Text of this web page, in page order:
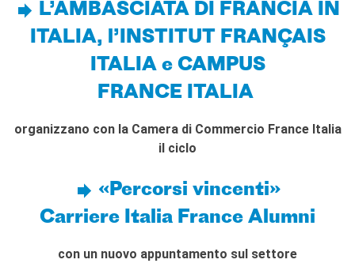
Café dell'innovazione
Dialoghi del Farnese
Farnèse à la page
Festa della musica
Incontro italo-francesi sul
mondo di domani
Operazioni artistiche
FRANCESE
CERCA
L’AMBASCIATA DI FRANCIA IN
ITALIA, l’INSTITUT FRANÇAIS
ITALIA e CAMPUS
FRANCE ITALIA
organizzano con la Camera di Commercio France Italia
il ciclo
«Percorsi vincenti»
Carriere Italia France Alumni
con un nuovo appuntamento sul settore